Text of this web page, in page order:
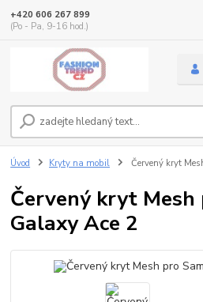
+420 606 267 899
(Po - Pa, 9-16 hod.)
Úvod Kryty na mobil Červený kryt
Červený kryt Mesh
Galaxy Ace 2